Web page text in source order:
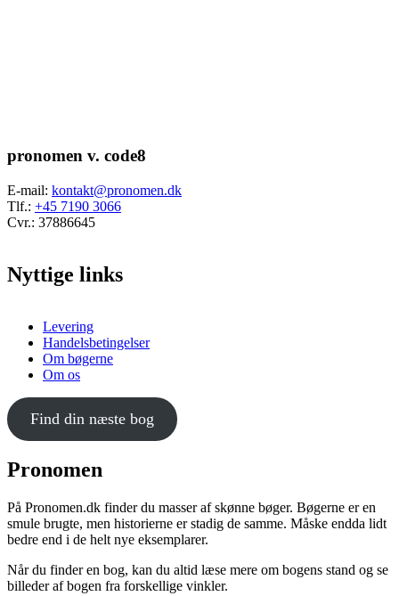
pronomen v. code8
E-mail: kontakt@pronomen.dk
Tlf.: +45 7190 3066
Cvr.: 37886645
Nyttige links
Levering
Handelsbetingelser
Om bøgerne
Om os
Find din næste bog
Pronomen
På Pronomen.dk finder du masser af skønne bøger. Bøgerne er en
smule brugte, men historierne er stadig de samme. Måske endda lidt
bedre end i de helt nye eksemplarer.
Når du finder en bog, kan du altid læse mere om bogens stand og se
billeder af bogen fra forskellige vinkler.